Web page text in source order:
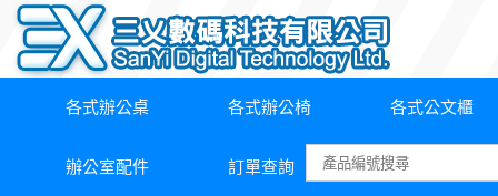
各式辦公桌 各式辦公椅 各式公文櫃
辦公室配件 訂單查詢